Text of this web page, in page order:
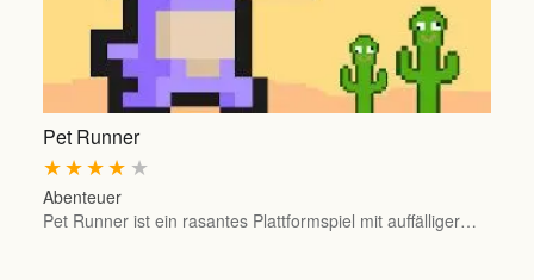
Pet Runner
★
★
★
★
★
Abenteuer
Pet Runner ist ein rasantes Plattformspiel mit auffälliger…